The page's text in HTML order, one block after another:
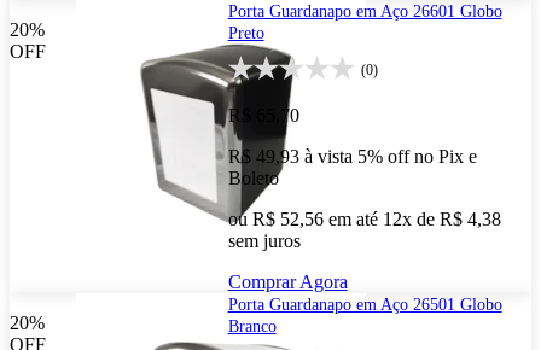
20%
OFF
Porta Guardanapo em Aço 26601 Globo
Preto
(0)
R$ 65,70
R$ 49,93 à vista 5% off no Pix e
Boleto
ou R$ 52,56 em até 12x de R$ 4,38
sem juros
Comprar Agora
20%
OFF
Porta Guardanapo em Aço 26501 Globo
Branco